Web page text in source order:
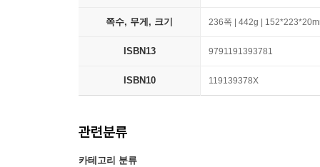
쪽수, 무게, 크기 236쪽 | 442g |
ISBN13 9791191393781
ISBN10 119139378X
관련분류
카테고리 분류